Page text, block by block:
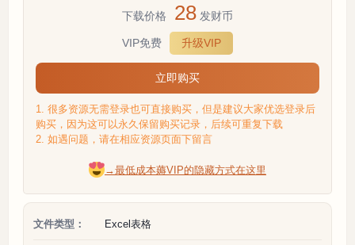
下载价格 28 发财币
VIP免费 升级VIP
立即购买
1. 很多资源无需登录也可直接购买，但是建议大家优选登录后
购买，因为这可以永久保留购买记录，后续可重复下载
2. 如遇问题，请在相应资源页面下留言
→最低成本薅VIP的隐藏方式在这里
文件类型： Excel表格